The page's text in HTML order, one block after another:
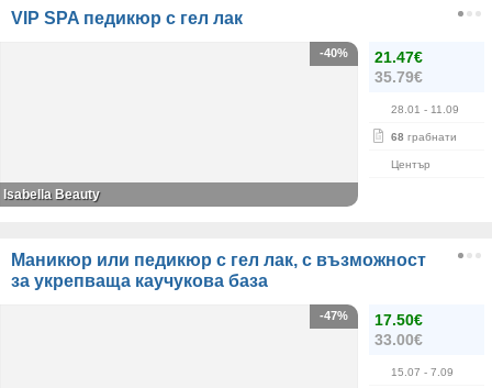
VIP SPA педикюр с гел лак
21.47€
35.79€
28.01 - 11.09
68 грабнати
Център
-40%
Isabella Beauty
Маникюр или педикюр с гел лак, с възможност
за укрепваща каучукова база
17.50€
33.00€
15.07 - 7.09
-47%